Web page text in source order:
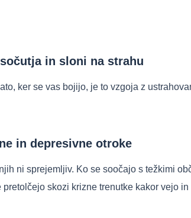
in sloni na strahu
ker se vas bojijo, je to vzgoja z
in depresivne otroke
ni sprejemljiv. Ko se soočajo s težkimi
skozi krizne trenutke kakor vejo in